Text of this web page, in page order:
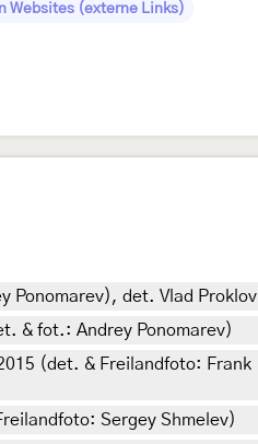
Websites (externe Links)
Ponomarev), det. Vlad Proklov
& fot.: Andrey Ponomarev)
(det. & Freilandfoto: Frank
Sergey Shmelev)